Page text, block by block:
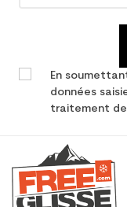
En
données
traitement